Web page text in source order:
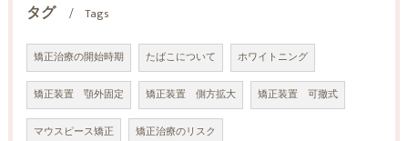
タグ Tags
矯正治療の開始時期 たばこについて ホワイトニング
矯正装置 顎外固定 矯正装置 側方拡大 矯正装置 可撤式
マウスピース矯正 矯正治療のリスク